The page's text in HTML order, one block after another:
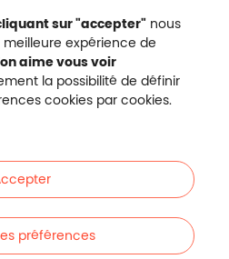
Humanis sur Facebook
Humanis sur YouTube
Malakoff Humanis sur X
Malakoff Humanis
côtés.
sur "accepter" nous
expérience de
aime vous voir
la possibilité de définir
cookies par cookies.
préférences